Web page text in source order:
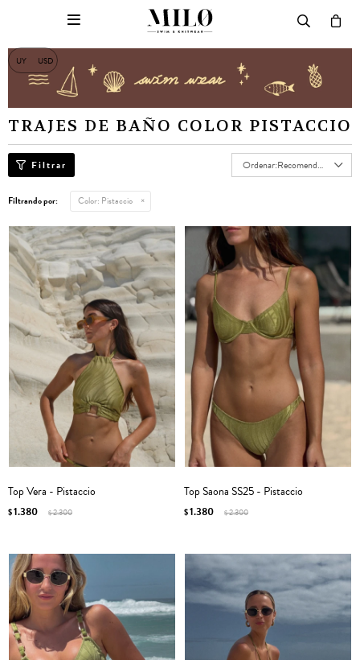
UY USD

TRAJES DE BAÑO COLOR PISTACCIO
Recomendados
Filtrando por: Color: Pistaccio
Top Vera - Pistaccio
$1.380 $2.300
Top Saona SS25 - Pistaccio
$1.380 $2.300